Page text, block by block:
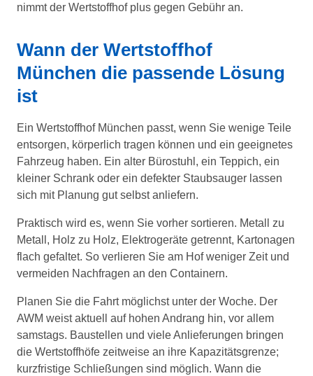
nimmt der Wertstoffhof plus gegen Gebühr an.
Wann der Wertstoffhof
München die passende Lösung
ist
Ein Wertstoffhof München passt, wenn Sie wenige Teile
entsorgen, körperlich tragen können und ein geeignetes
Fahrzeug haben. Ein alter Bürostuhl, ein Teppich, ein
kleiner Schrank oder ein defekter Staubsauger lassen
sich mit Planung gut selbst anliefern.
Praktisch wird es, wenn Sie vorher sortieren. Metall zu
Metall, Holz zu Holz, Elektrogeräte getrennt, Kartonagen
flach gefaltet. So verlieren Sie am Hof weniger Zeit und
vermeiden Nachfragen an den Containern.
Planen Sie die Fahrt möglichst unter der Woche. Der
AWM weist aktuell auf hohen Andrang hin, vor allem
samstags. Baustellen und viele Anlieferungen bringen
die Wertstoffhöfe zeitweise an ihre Kapazitätsgrenze;
kurzfristige Schließungen sind möglich. Wann die